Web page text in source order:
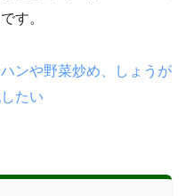
す。
ンや野菜炒め、しょうが
たい